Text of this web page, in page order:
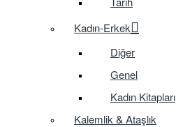
Kadın-Erkek
Diğer
Genel
Kadın Kitapları
Kalemlik & Ataşlık